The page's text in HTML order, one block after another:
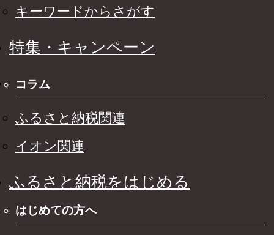
キーワードからさがす
特集・キャンペーン
コラム
ふるさと納税関連
イオン関連
ふるさと納税をはじめる
はじめての方へ